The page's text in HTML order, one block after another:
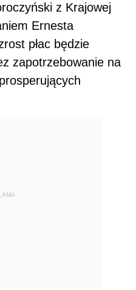
z Krajowej
Ernesta
płac będzie
zapotrzebowanie na